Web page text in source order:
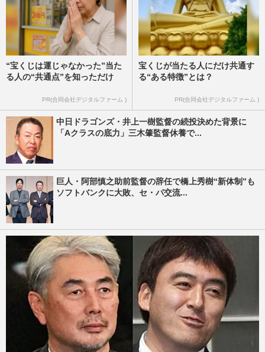
“宝くじは運じゃなかった”当た
る人の“共通点”を知っただけ
PR(合同会社デジタルファーム )
宝くじが当たる人にだけ共通す
る“ある特徴”とは？
PR(合同会社デジタルファーム )
中日ドラゴンズ・井上一樹監督の続投決めた背景に
「Aクラスの底力」三木肇監督休養で...
巨人・阿部慎之助前監督の辞任で橋上秀樹“新体制”も
ソフトバンクに大敗、セ・パ交流...